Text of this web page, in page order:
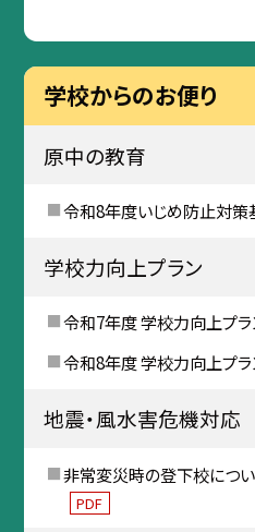
学校からのお便り
原中の教育
令和8年度いじめ防止対策
学校力向上プラン
令和7年度 学校力向上プラ
令和8年度 学校力向上プラ
地震・風水害危機対応
非常変災時の登下校につ
PDF